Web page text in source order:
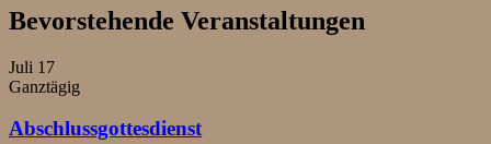
Bevorstehende Veranstaltungen
Juli 17
Ganztägig
Abschlussgottesdienst